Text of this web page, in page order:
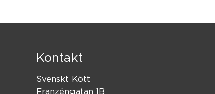
Kontakt
Svenskt Kött
Franzéngatan 1B